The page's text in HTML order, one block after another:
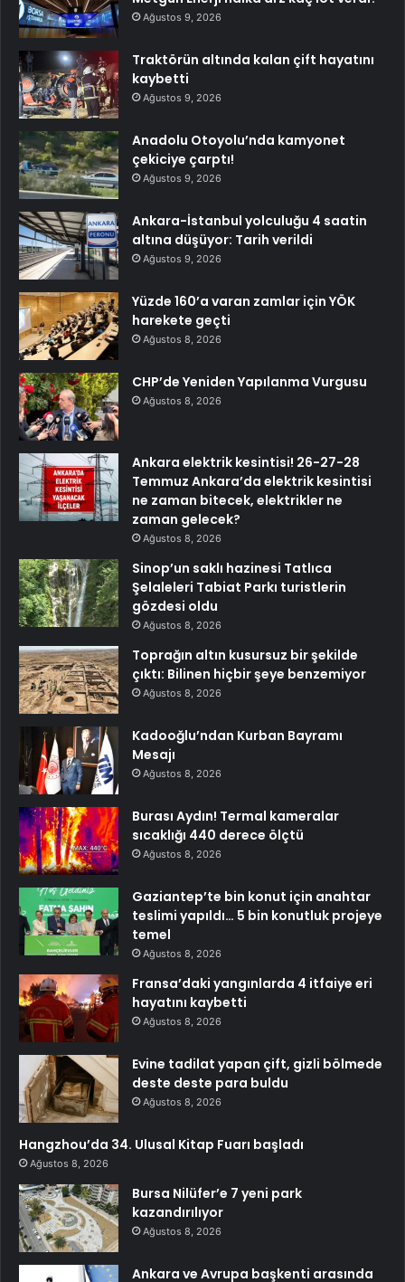
Ağustos 9, 2026
Traktörün altında kalan çift hayatını
kaybetti
Ağustos 9, 2026
Anadolu Otoyolu’nda kamyonet
çekiciye çarptı!
Ağustos 9, 2026
Ankara-İstanbul yolculuğu 4 saatin
altına düşüyor: Tarih verildi
Ağustos 9, 2026
Yüzde 160’a varan zamlar için YÖK
harekete geçti
Ağustos 8, 2026
CHP’de Yeniden Yapılanma Vurgusu
Ağustos 8, 2026
Ankara elektrik kesintisi! 26-27-28
Temmuz Ankara’da elektrik kesintisi
ne zaman bitecek, elektrikler ne
zaman gelecek?
Ağustos 8, 2026
Sinop’un saklı hazinesi Tatlıca
Şelaleleri Tabiat Parkı turistlerin
gözdesi oldu
Ağustos 8, 2026
Toprağın altın kusursuz bir şekilde
çıktı: Bilinen hiçbir şeye benzemiyor
Ağustos 8, 2026
Kadooğlu’ndan Kurban Bayramı
Mesajı
Ağustos 8, 2026
Burası Aydın! Termal kameralar
sıcaklığı 440 derece ölçtü
Ağustos 8, 2026
Gaziantep’te bin konut için anahtar
teslimi yapıldı… 5 bin konutluk projeye
temel
Ağustos 8, 2026
Fransa’daki yangınlarda 4 itfaiye eri
hayatını kaybetti
Ağustos 8, 2026
Evine tadilat yapan çift, gizli bölmede
deste deste para buldu
Ağustos 8, 2026
Hangzhou’da 34. Ulusal Kitap Fuarı başladı
Ağustos 8, 2026
Bursa Nilüfer’e 7 yeni park
kazandırılıyor
Ağustos 8, 2026
Ankara ve Avrupa başkenti arasında